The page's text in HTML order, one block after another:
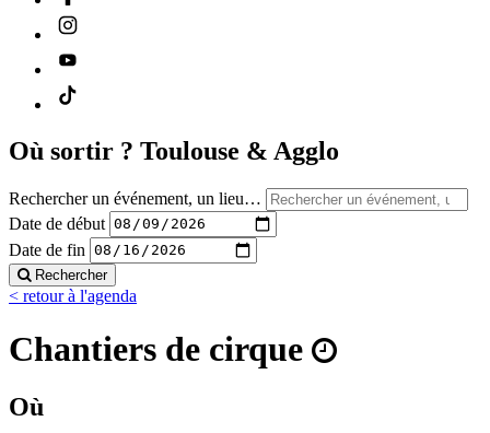
Où sortir ? Toulouse & Agglo
Rechercher un événement, un lieu…
Date de début
Date de fin
Rechercher
< retour à l'agenda
Chantiers de cirque
Où